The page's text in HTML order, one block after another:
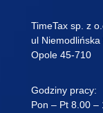
TimeTax sp. z
ul Niemodlińska
Opole 45-710
Godziny pracy:
Pon – Pt 8.00 –